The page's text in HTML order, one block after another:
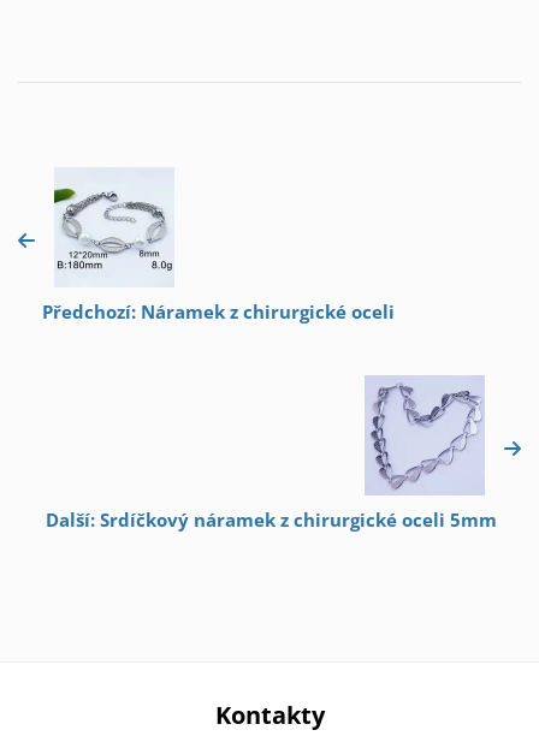
Předchozí: Náramek z chirurgické oceli
Další: Srdíčkový náramek z chirurgické oceli 5mm
Kontakty